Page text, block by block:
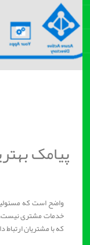
پیامک
واضح است که
خدمات مشتری نیست،
که با مشتریان ارتباط